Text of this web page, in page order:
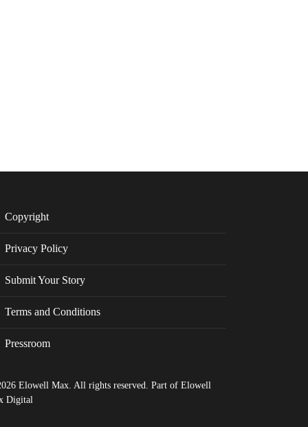
Copyright
Privacy Policy
Submit Your Story
Terms and Conditions
Pressroom
Elowell Max. All rights reserved. Part of Elowell
Digital